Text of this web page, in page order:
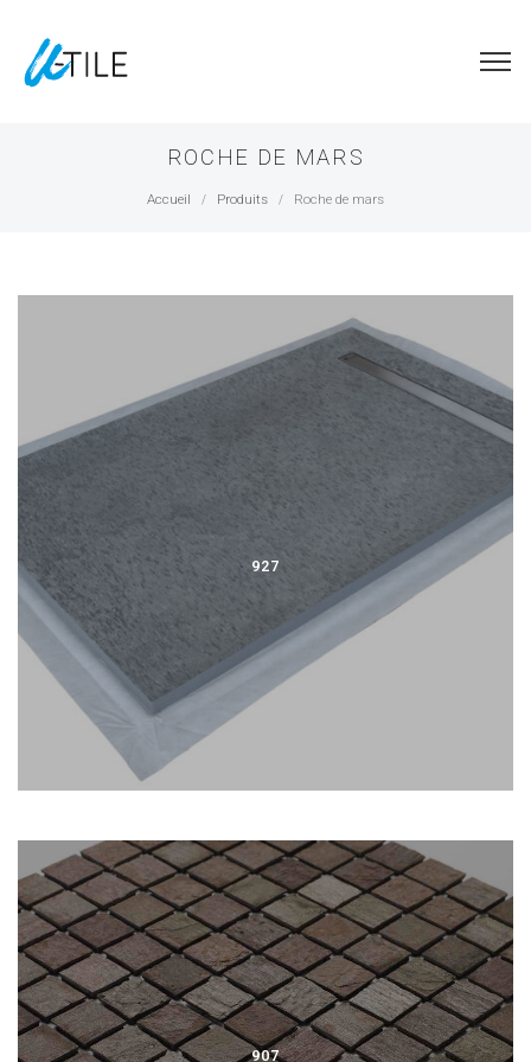
ROCHE DE MARS
Accueil / Produits / Roche de mars
927
907